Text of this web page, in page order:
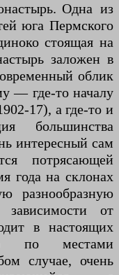
Одна из
юга Пермского
стоящая на
заложен в
облик
— где-то началу
17), а где-то и
большинства
интересный сам
потрясающей
года на склонах
разнообразную
от
в настоящих
по местами
случае, очень